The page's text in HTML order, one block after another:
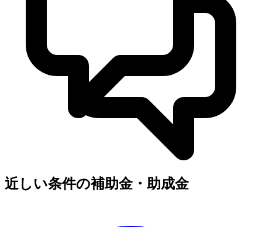
近しい条件の補助金・助成金